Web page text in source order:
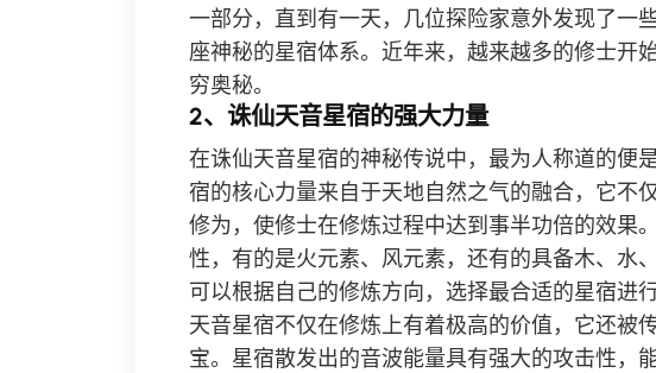
一部分，直到有一天，几位探险家意外发现了一
座神秘的星宿体系。近年来，越来越多的修士开
穷奥秘。
2、诛仙天音星宿的强大力量
在诛仙天音星宿的神秘传说中，最为人称道的便
宿的核心力量来自于天地自然之气的融合，它不
修为，使修士在修炼过程中达到事半功倍的效果
性，有的是火元素、风元素，还有的具备木、水
可以根据自己的修炼方向，选择最合适的星宿进
天音星宿不仅在修炼上有着极高的价值，它还被
宝。星宿散发出的音波能量具有强大的攻击性，